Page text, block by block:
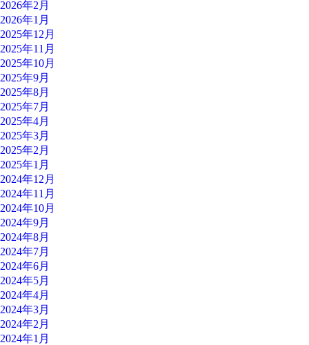
2026年2月
2026年1月
2025年12月
2025年11月
2025年10月
2025年9月
2025年8月
2025年7月
2025年4月
2025年3月
2025年2月
2025年1月
2024年12月
2024年11月
2024年10月
2024年9月
2024年8月
2024年7月
2024年6月
2024年5月
2024年4月
2024年3月
2024年2月
2024年1月